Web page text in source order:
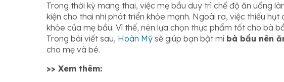
Trong thời kỳ mang thai, việc mẹ bầu duy trì chế độ ăn uống
kiện cho thai nhi phát triển khỏe mạnh. Ngoài ra, việc thiếu
khỏe của mẹ bầu. Vì thế, nên lựa chọn thực phẩm tốt cho bà
Trong bài viết sau, Hoàn Mỹ sẽ giúp bạn bật mí bà bầu nên
cho mẹ và bé.
>> Xem thêm: